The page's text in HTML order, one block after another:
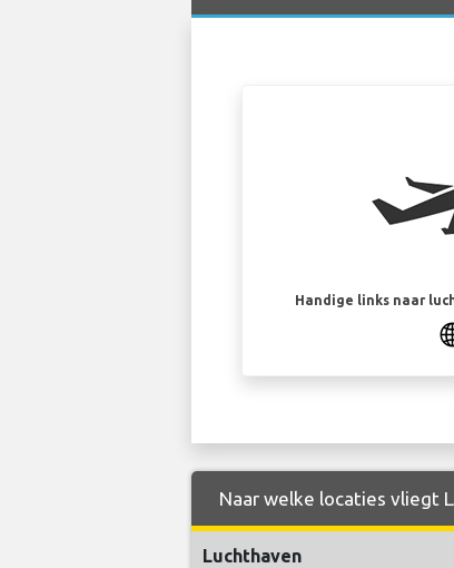
Handige links naar
Naar welke locaties vliegt
Luchthaven